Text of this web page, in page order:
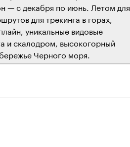
— с декабря по июнь. Летом для
для трекинга в горах,
уникальные видовые
и скалодром, высокогорный
Черного моря.